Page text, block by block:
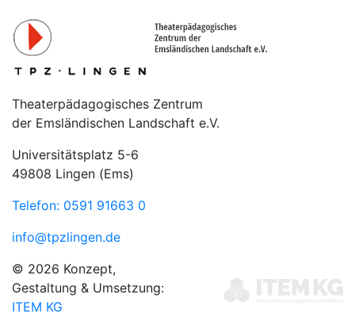
Theaterpädagogisches Zentrum
der Emsländischen Landschaft e.V.
Universitätsplatz 5-6
49808 Lingen (Ems)
Telefon: 0591 91663 0
info@tpzlingen.de
© 2026 Konzept,
Gestaltung & Umsetzung:
ITEM KG